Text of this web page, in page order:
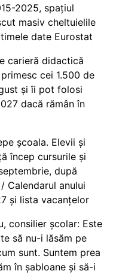
2025, spațiul
masiv cheltuielile
date Eurostat
carieră didactică
cei 1.500 de
și îi pot folosi
dacă rămân în
școala. Elevii și
încep cursurile și
după
Calendarul anului
și lista vacanțelor
consilier școlar: Este
să nu-i lăsăm pe
sunt. Suntem prea
în șabloane și să-i